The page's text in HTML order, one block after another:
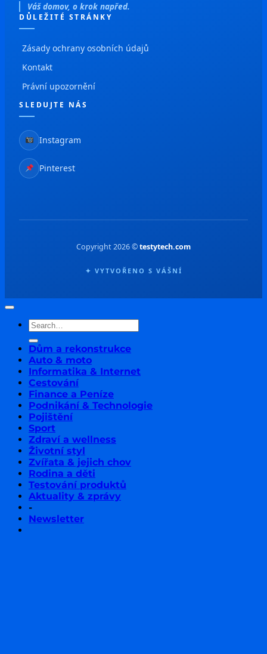
Váš domov, o krok napřed.
DŮLEŽITÉ STRÁNKY
Zásady ochrany osobních údajů
Kontakt
Právní upozornění
SLEDUJTE NÁS
Instagram
Pinterest
Copyright 2026 ©testytech.com
✦ VYTVOŘENO S VÁŠNÍ
Dům a rekonstrukce
Auto & moto
Informatika & Internet
Cestování
Finance a Peníze
Podnikání & Technologie
Pojištění
Sport
Zdraví a wellness
Životní styl
Zvířata & jejich chov
Rodina a děti
Testování produktů
Aktuality & zprávy
-
Newsletter